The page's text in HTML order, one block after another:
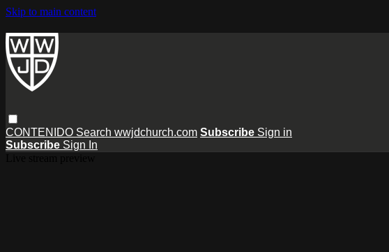
Skip to main content
CONTENIDO Search wwjdchurch.com Subscribe Sign in
Subscribe Sign In